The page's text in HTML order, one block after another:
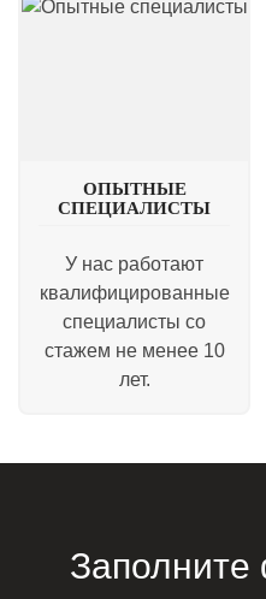
ОПЫТНЫЕ
СПЕЦИАЛИСТЫ
У нас работают
квалифицированные
специалисты со
стажем не менее 10
лет.